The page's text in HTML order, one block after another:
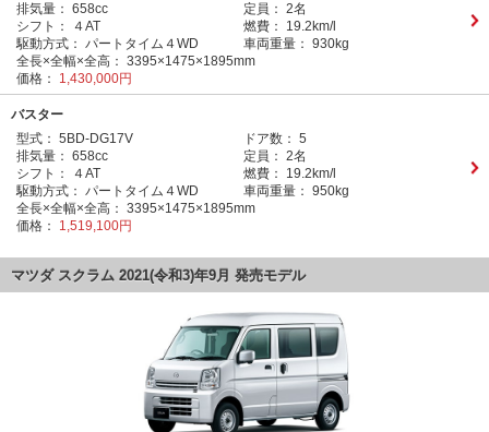
排気量： 658cc 定員： 2名
シフト：
４AT 燃費：
19.2km/l
駆動方式： パートタイム４WD 車両重量： 930kg
全長×全幅×全高： 3395×1475×1895mm
価格：
1,430,000円
バスター
型式： 5BD-DG17V ドア数： 5
排気量： 658cc 定員： 2名
シフト：
４AT 燃費：
19.2km/l
駆動方式： パートタイム４WD 車両重量： 950kg
全長×全幅×全高： 3395×1475×1895mm
価格：
1,519,100円
マツダ スクラム 2021(令和3)年9月 発売モデル